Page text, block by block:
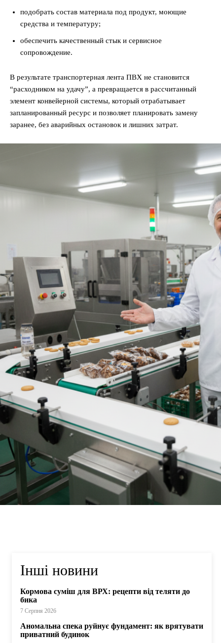
подобрать состав материала под продукт, моющие
средства и температуру;
обеспечить качественный стык и сервисное
сопровождение.
В результате транспортерная лента ПВХ не становится
“расходником на удачу”, а превращается в рассчитанный
элемент конвейерной системы, который отрабатывает
запланированный ресурс и позволяет планировать замену
заранее, без аварийных остановок и лишних затрат.
Інші новини
Кормова суміш для ВРХ: рецепти від теляти до
бика
7 Серпня 2026
Аномальна спека руйнує фундамент: як врятувати
приватний будинок